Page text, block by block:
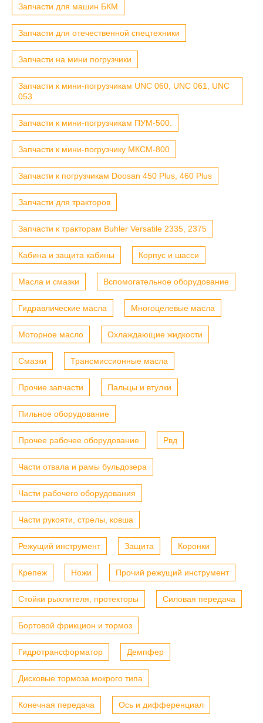
Запчасти для машин БКМ
Запчасти для отечественной спецтехники
Запчасти на мини погрузчики
Запчасти к мини-погрузчикам UNC 060, UNC 061, UNC
053.
Запчасти к мини-погрузчикам ПУМ-500.
Запчасти к мини-погрузчику МКСМ-800
Запчасти к погрузчикам Doosan 450 Plus, 460 Plus
Запчасти для тракторов
Запчасти к тракторам Buhler Versatile 2335, 2375
Кабина и защита кабины Корпус и шасси
Масла и смазки Вспомогательное оборудование
Гидравлические масла Многоцелевые масла
Моторное масло Охлаждающие жидкости
Смазки Трансмиссионные масла
Прочие запчасти Пальцы и втулки
Пильное оборудование
Прочее рабочее оборудование Рвд
Части отвала и рамы бульдозера
Части рабочего оборудования
Части рукояти, стрелы, ковша
Режущий инструмент Защита Коронки
Крепеж Ножи Прочий режущий инструмент
Стойки рыхлителя, протекторы Силовая передача
Бортовой фрикцион и тормоз
Гидротрансформатор Демпфер
Дисковые тормоза мокрого типа
Конечная передача Ось и дифференциал